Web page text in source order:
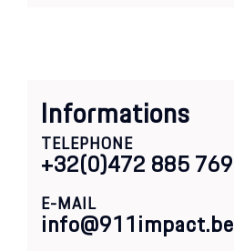
Informations
TELEPHONE
+32(0)472 885 769
E-MAIL
info@911impact.be